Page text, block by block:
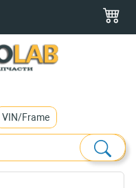
VIN/Frame